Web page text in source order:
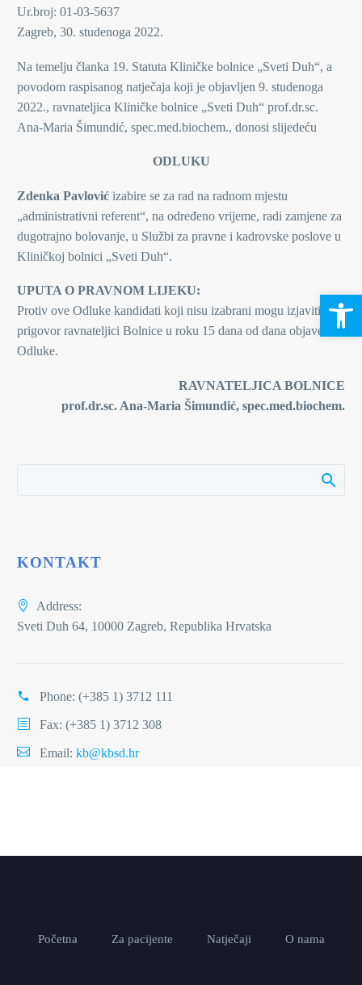
Ur.broj: 01-03-5637
Zagreb, 30. studenoga 2022.
Na temelju članka 19. Statuta Kliničke bolnice „Sveti Duh“, a
povodom raspisanog natječaja koji je objavljen 9. studenoga
2022., ravnateljica Kliničke bolnice „Sveti Duh“ prof.dr.sc.
Ana-Maria Šimundić, spec.med.biochem., donosi slijedeću
ODLUKU
Zdenka Pavlović izabire se za rad na radnom mjestu
„administrativni referent“, na određeno vrijeme, radi zamjene za
dugotrajno bolovanje, u Službi za pravne i kadrovske poslove u
Kliničkoj bolnici „Sveti Duh“.
UPUTA O PRAVNOM LIJEKU:
Protiv ove Odluke kandidati koji nisu izabrani mogu izjaviti
prigovor ravnateljici Bolnice u roku 15 dana od dana objave ove
Odluke.
RAVNATELJICA BOLNICE
prof.dr.sc. Ana-Maria Šimundić, spec.med.biochem.
KONTAKT
Address:
Sveti Duh 64, 10000 Zagreb, Republika Hrvatska
Phone: (+385 1) 3712 111
Fax: (+385 1) 3712 308
Email: kb@kbsd.hr
Početna Za pacijente Natječaji O nama